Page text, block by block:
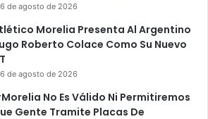
6 de agosto de 2026
Morelia Presenta Al Argentino
Roberto Colace Como Su Nuevo
6 de agosto de 2026
No Es Válido Ni Permitiremos
Gente Tramite Placas De